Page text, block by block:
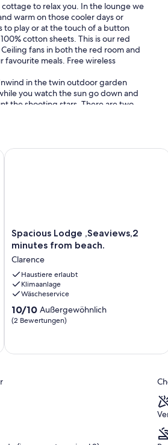
to relax you. In the lounge we
warm on those cooler days or
play or at the touch of a button
cotton sheets. This is our red
fans in both the red room and
meals. Free wireless
in the twin outdoor garden
you watch the sun go down and
the shooting stars. There are two
On the property we also offer a
and crystal in our larger one.
is 45 hectares to explore. We are
and Kekerengu’s own café “The
Valley
Spacious
Lodge
minutes
from
beach.
Clarence
Spacious Lodge ,Seaviews,2
minutes from beach.
Clarence
Haustiere erlaubt
Klimaanlage
Wäscheservice
10.0
von
(2
10/10 Außergewöhnlich
(2 Bewertungen)
Spacious Lodge ,Seaviews,2 minutes